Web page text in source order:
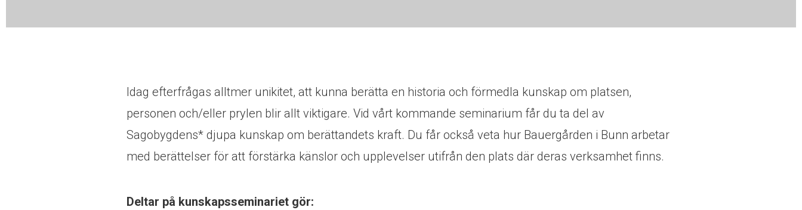
Idag efterfrågas alltmer unikitet, att kunna berätta en historia och förmedla kunskap om platsen,
personen och/eller prylen blir allt viktigare. Vid vårt kommande seminarium får du ta del av
Sagobygdens* djupa kunskap om berättandets kraft. Du får också veta hur Bauergården i Bunn arbetar
med berättelser för att förstärka känslor och upplevelser utifrån den plats där deras verksamhet finns.
Deltar på kunskapsseminariet gör: